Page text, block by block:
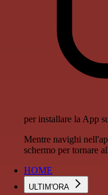
per installare la App
Mentre navighi
schermo per tornare
HOME
ULTIM'ORA